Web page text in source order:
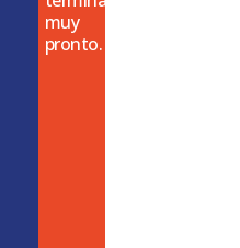
muy
pronto.